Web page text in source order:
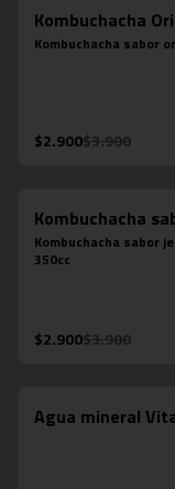
Kombuchacha
Kombuchacha sabor
$2.900$3.900
Kombuchacha
Kombuchacha sabor
350cc
$2.900$3.900
Agua mineral